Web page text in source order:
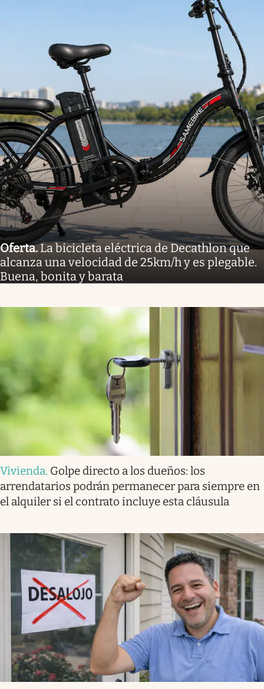
Oferta.La bicicleta eléctrica de Decathlon que
alcanza una velocidad de 25km/h y es plegable.
Buena, bonita y barata
Vivienda. Golpe directo a los dueños: los
arrendatarios podrán permanecer para siempre en
el alquiler si el contrato incluye esta cláusula